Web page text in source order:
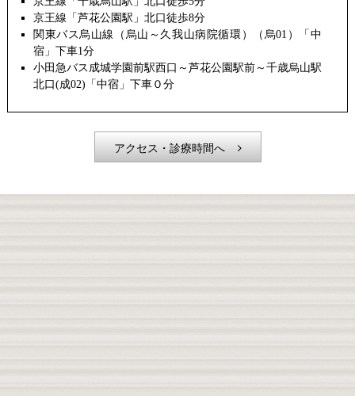
京王線「芦花公園駅」北口徒歩8分
関東バス烏山線（烏山～久我山病院循環）（烏01）「中
宿」下車1分
小田急バス成城学園前駅西口～芦花公園駅前～千歳烏山駅
北口(成02)「中宿」下車０分
アクセス・診療時間へ